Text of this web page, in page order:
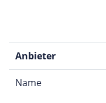
Anbieter
Name